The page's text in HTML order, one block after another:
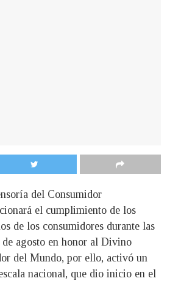
del Consumidor
el cumplimiento de los
de los consumidores durante las
de agosto en honor al Divino
del Mundo, por ello, activó un
nacional, que dio inicio en el